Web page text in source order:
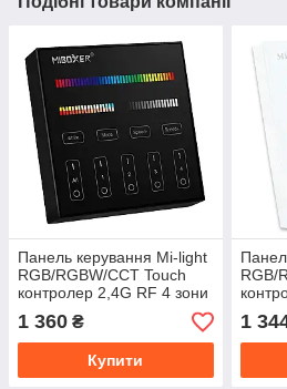
Панель керування Mi-light
RGB/RGBW/CCT Touch
контролер 2,4G RF 4 зони
Black B4-В (BL4B)
1 360 ₴
Купити
RGB/
P3
1